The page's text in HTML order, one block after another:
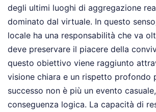
degli ultimi luoghi di aggregazione
dominato dal virtuale. In questo
locale ha una responsabilità che va
deve preservare il piacere della
questo obiettivo viene raggiunto
visione chiara e un rispetto profondo
successo non è più un evento
conseguenza logica. La capacità di